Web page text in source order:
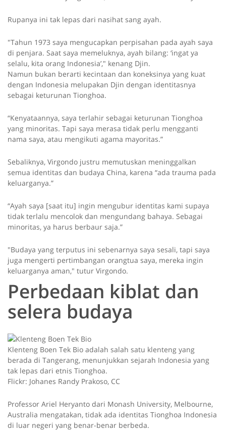
Rupanya ini tak lepas dari nasihat sang ayah.
"Tahun 1973 saya mengucapkan perpisahan pada ayah saya
di penjara. Saat saya memeluknya, ayah bilang: ‘ingat ya
selalu, kita orang Indonesia’," kenang Djin.
Namun bukan berarti kecintaan dan koneksinya yang kuat
dengan Indonesia melupakan Djin dengan identitasnya
sebagai keturunan Tionghoa.
“Kenyataannya, saya terlahir sebagai keturunan Tionghoa
yang minoritas. Tapi saya merasa tidak perlu mengganti
nama saya, atau mengikuti agama mayoritas.”
Sebaliknya, Virgondo justru memutuskan meninggalkan
semua identitas dan budaya China, karena “ada trauma pada
keluarganya.”
“Ayah saya [saat itu] ingin mengubur identitas kami supaya
tidak terlalu mencolok dan mengundang bahaya. Sebagai
minoritas, ya harus berbaur saja.”
"Budaya yang terputus ini sebenarnya saya sesali, tapi saya
juga mengerti pertimbangan orangtua saya, mereka ingin
keluarganya aman," tutur Virgondo.
Perbedaan kiblat dan
selera budaya
Klenteng Boen Tek Bio adalah salah satu klenteng yang
berada di Tangerang, menunjukkan sejarah Indonesia yang
tak lepas dari etnis Tionghoa.
Flickr: Johanes Randy Prakoso, CC
Professor Ariel Heryanto dari Monash University, Melbourne,
Australia mengatakan, tidak ada identitas Tionghoa Indonesia
di luar negeri yang benar-benar berbeda.